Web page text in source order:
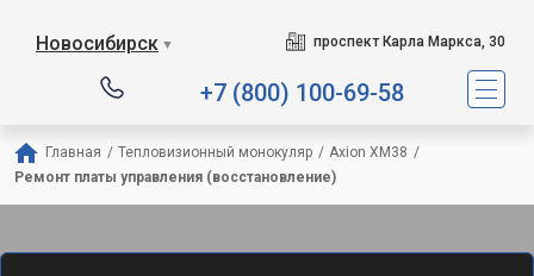
Новосибирск ▼ проспект Карла Маркса, 30
+7 (800) 100-69-58
Главная / Тепловизионный монокуляр / Axion XM38 /
Ремонт платы управления (восстановление)